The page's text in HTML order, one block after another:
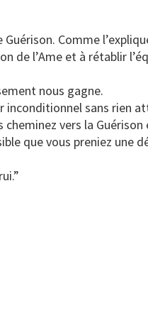
Comme
de l’Ame et à rétablir
nous gagne.
inconditionnel sans rien
cheminez vers la
que vous preniez une